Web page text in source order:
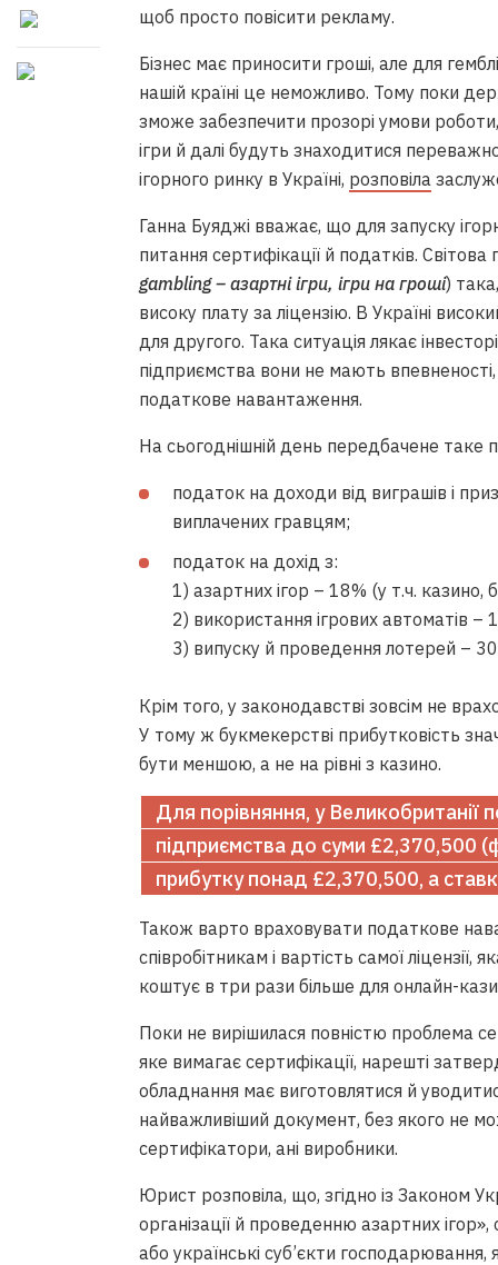
щоб просто повісити рекламу.
Бізнес має приносити гроші, але для
нашій країні це неможливо. Тому поки
зможе забезпечити прозорі умови
ігри й далі будуть знаходитися
ігорного ринку в Україні, розповіла
Ганна Буяджі вважає, що для запуску
питання сертифікації й податків.
gambling – азартні ігри, ігри на гроші)
високу плату за ліцензію. В Україні
для другого. Така ситуація лякає
підприємства вони не мають
податкове навантаження.
На сьогоднішній день передбачене таке
податок на доходи від виграшів і
виплачених гравцям;
податок на дохід з:
1) азартних ігор – 18% (у т.ч. казино,
2) використання ігрових автоматів –
3) випуску й проведення лотерей –
Крім того, у законодавстві зовсім не
У тому ж букмекерстві прибутковість
бути меншою, а не на рівні з казино.
Для порівняння, у Великобританії
підприємства до суми £2,370,500
прибутку понад £2,370,500, а
Також варто враховувати податкове
співробітникам і вартість самої
коштує в три рази більше для онлайн-
Поки не вирішилася повністю проблема
яке вимагає сертифікації, нарешті
обладнання має виготовлятися й
найважливіший документ, без якого не
сертифікатори, ані виробники.
Юрист розповіла, що, згідно із Законом
організації й проведенню азартних
або українські суб’єкти